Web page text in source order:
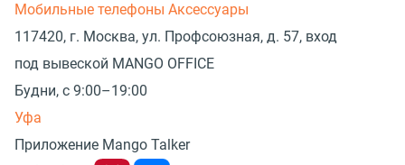
Мобильные телефоны Аксессуары
117420, г. Москва, ул. Профсоюзная, д. 57, вход
под вывеской MANGO OFFICE
Будни, с 9:00–19:00
Уфа
Приложение Mango Talker